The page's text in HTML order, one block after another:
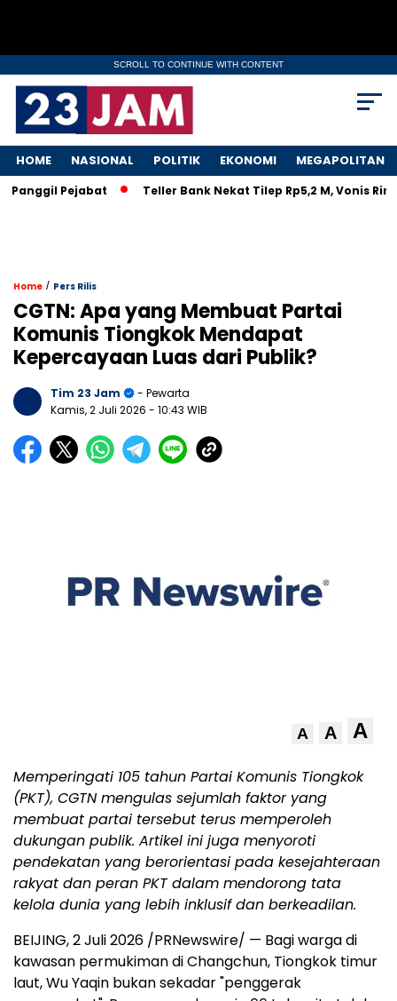
SCROLL TO CONTINUE WITH CONTENT
HOME NASIONAL POLITIK EKONOMI MEGAPOLITAN
Pejabat Teller Bank Nekat Tilep Rp5,2 M, Vonis
Home / Pers Rilis
CGTN: Apa yang Membuat Partai
Komunis Tiongkok Mendapat
Kepercayaan Luas dari Publik?
Tim 23 Jam
- Pewarta
Kamis, 2 Juli 2026 - 10:43 WIB
A A A
Memperingati 105 tahun Partai Komunis Tiongkok
(PKT), CGTN mengulas sejumlah faktor yang
membuat partai tersebut terus memperoleh
dukungan publik. Artikel ini juga menyoroti
pendekatan yang berorientasi pada kesejahteraan
rakyat dan peran PKT dalam mendorong tata
kelola dunia yang lebih inklusif dan berkeadilan.
BEIJING, 2 Juli 2026 /PRNewswire/ — Bagi warga di
kawasan permukiman di Changchun, Tiongkok timur
laut, Wu Yaqin bukan sekadar "penggerak